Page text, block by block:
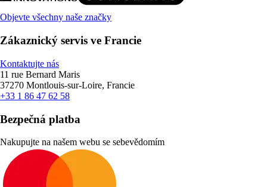
Objevte všechny naše značky
Zákaznický servis ve Francie
Kontaktujte nás
11 rue Bernard Maris
37270 Montlouis-sur-Loire, Francie
+33 1 86 47 62 58
Bezpečná platba
Nakupujte na našem webu se sebevědomím